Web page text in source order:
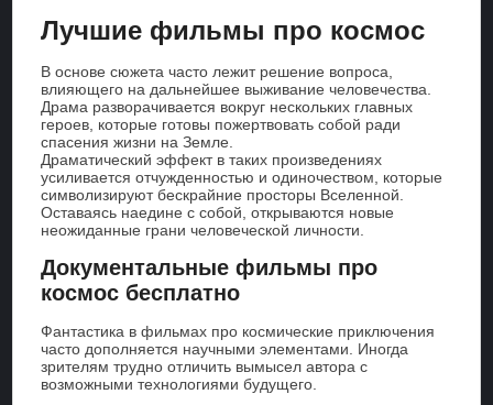
Лучшие фильмы про космос
В основе сюжета часто лежит решение вопроса,
влияющего на дальнейшее выживание человечества.
Драма разворачивается вокруг нескольких главных
героев, которые готовы пожертвовать собой ради
спасения жизни на Земле.
Драматический эффект в таких произведениях
усиливается отчужденностью и одиночеством, которые
символизируют бескрайние просторы Вселенной.
Оставаясь наедине с собой, открываются новые
неожиданные грани человеческой личности.
Документальные фильмы про
космос бесплатно
Фантастика в фильмах про космические приключения
часто дополняется научными элементами. Иногда
зрителям трудно отличить вымысел автора с
возможными технологиями будущего.